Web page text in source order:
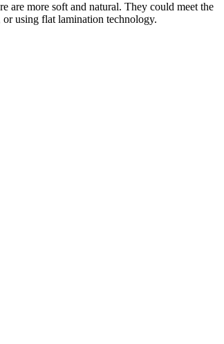
are more soft and natural. They could meet the
using flat lamination technology.